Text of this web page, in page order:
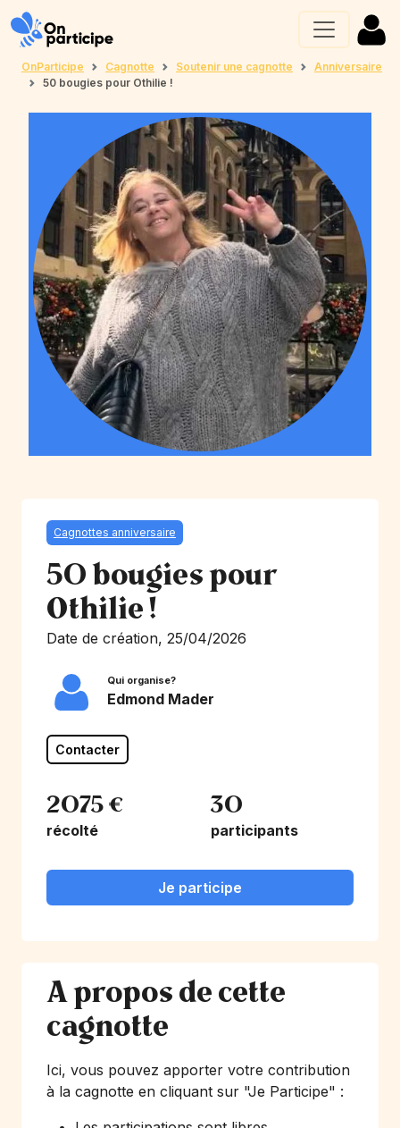
OnParticipe Cagnotte Soutenir une cagnotte
Anniversaire
50 bougies pour Othilie !
Cagnottes anniversaire
50 bougies pour
Othilie !
Date de création, 25/04/2026
Qui organise?
Edmond Mader
Contacter
2075 €
récolté
30
participants
Je participe
A propos de cette
cagnotte
Ici, vous pouvez apporter votre contribution
à la cagnotte en cliquant sur "Je Participe" :